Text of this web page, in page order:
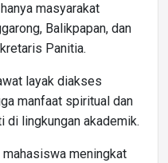
masyarakat
Balikpapan, dan
Panitia.
layak diakses
manfaat spiritual dan
di lingkungan akademik.
meningkat